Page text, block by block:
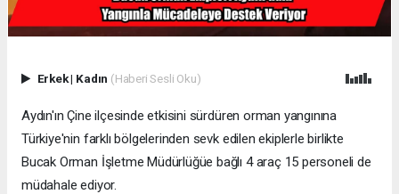
Erkek| Kadın (Haberi Sesli Oku)
Aydın'ın Çine ilçesinde etkisini sürdüren orman yangınına
Türkiye'nin farklı bölgelerinden sevk edilen ekiplerle birlikte
Bucak Orman İşletme Müdürlüğüe bağlı 4 araç 15 personeli de
müdahale ediyor.